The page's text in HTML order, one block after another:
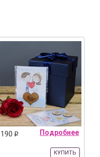
190 q Подробнее
КУПИТЬ